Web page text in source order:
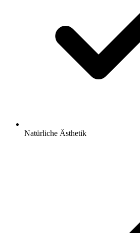
Natürliche Ästhetik